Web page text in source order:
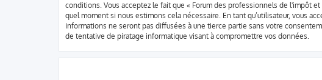
conditions. Vous acceptez le fait que « Forum des professionnels de l'impôt
quel moment si nous estimons cela nécessaire. En tant qu’utilisateur, vous
informations ne seront pas diffusées à une tierce partie sans votre
de tentative de piratage informatique visant à compromettre vos données.